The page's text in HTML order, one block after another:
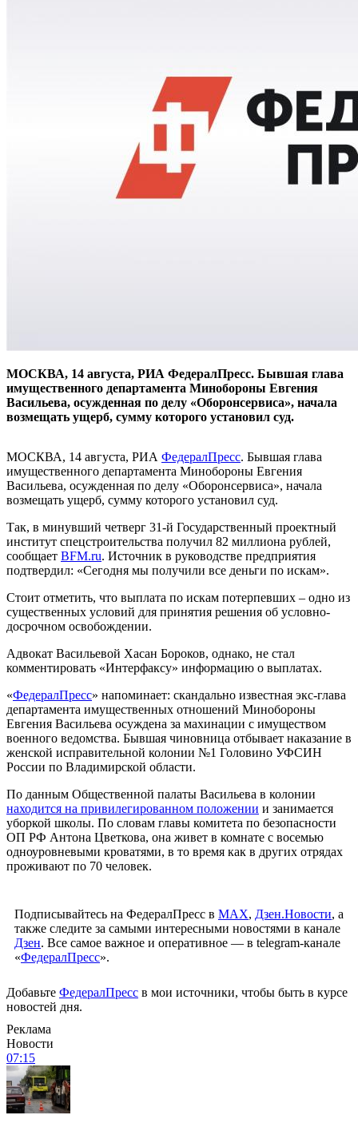
МОСКВА, 14 августа, РИА ФедералПресс. Бывшая глава
имущественного департамента Минобороны Евгения
Васильева, осужденная по делу «Оборонсервиса», начала
возмещать ущерб, сумму которого установил суд.
МОСКВА, 14 августа, РИА ФедералПресс. Бывшая глава
имущественного департамента Минобороны Евгения
Васильева, осужденная по делу «Оборонсервиса», начала
возмещать ущерб, сумму которого установил суд.
Так, в минувший четверг 31-й Государственный проектный
институт спецстроительства получил 82 миллиона рублей,
сообщает BFM.ru. Источник в руководстве предприятия
подтвердил: «Сегодня мы получили все деньги по искам».
Стоит отметить, что выплата по искам потерпевших ‒ одно из
существенных условий для принятия решения об условно-
досрочном освобождении.
Адвокат Васильевой Хасан Бороков, однако, не стал
комментировать «Интерфаксу» информацию о выплатах.
«ФедералПресс» напоминает: скандально известная экс-глава
департамента имущественных отношений Минобороны
Евгения Васильева осуждена за махинации с имуществом
военного ведомства. Бывшая чиновница отбывает наказание в
женской исправительной колонии №1 Головино УФСИН
России по Владимирской области.
По данным Общественной палаты Васильева в колонии
находится на привилегированном положении и занимается
уборкой школы. По словам главы комитета по безопасности
ОП РФ Антона Цветкова, она живет в комнате с восемью
одноуровневыми кроватями, в то время как в других отрядах
проживают по 70 человек.
Подписывайтесь на ФедералПресс в МАХ, Дзен.Новости, а
также следите за самыми интересными новостями в канале
Дзен. Все самое важное и оперативное — в telegram-канале
«ФедералПресс».
Добавьте ФедералПресс в мои источники, чтобы быть в курсе
новостей дня.
Реклама
Новости
07:15